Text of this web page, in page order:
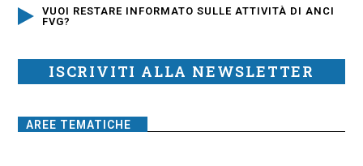
VUOI RESTARE INFORMATO SULLE ATTIVITÀ DI ANCI
FVG?
ISCRIVITI ALLA NEWSLETTER
AREE TEMATICHE